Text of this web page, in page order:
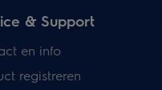
& Support
en info
registreren